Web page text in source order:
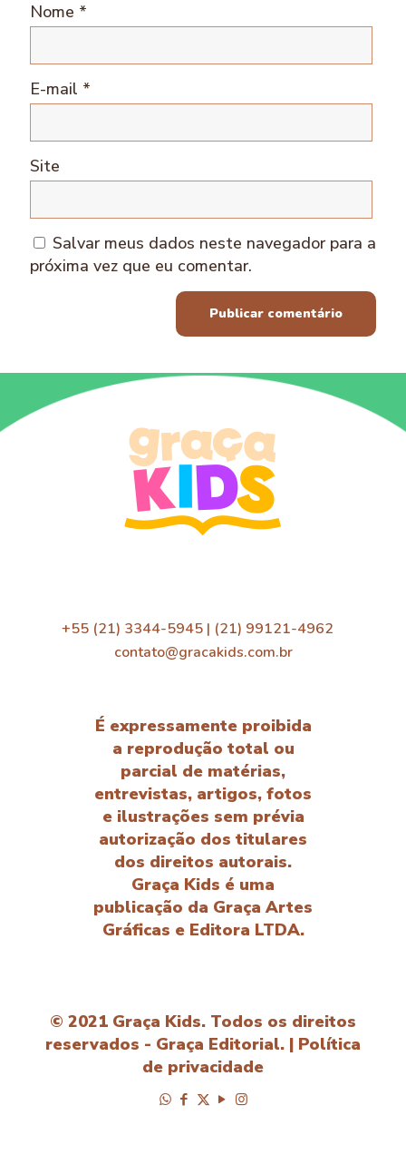
Nome *
E-mail *
Site
Salvar meus dados neste navegador para a
próxima vez que eu comentar.
+55 (21) 3344-5945 | (21) 99121-4962
contato@gracakids.com.br
É expressamente proibida
a reprodução total ou
parcial de matérias,
entrevistas, artigos, fotos
e ilustrações sem prévia
autorização dos titulares
dos direitos autorais.
Graça Kids é uma
publicação da Graça Artes
Gráficas e Editora LTDA.
© 2021 Graça Kids. Todos os direitos
reservados - Graça Editorial. | Política
de privacidade